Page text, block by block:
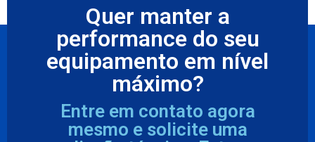
Quer manter a
performance do seu
equipamento em nível
máximo?
Entre em contato agora
mesmo e solicite uma